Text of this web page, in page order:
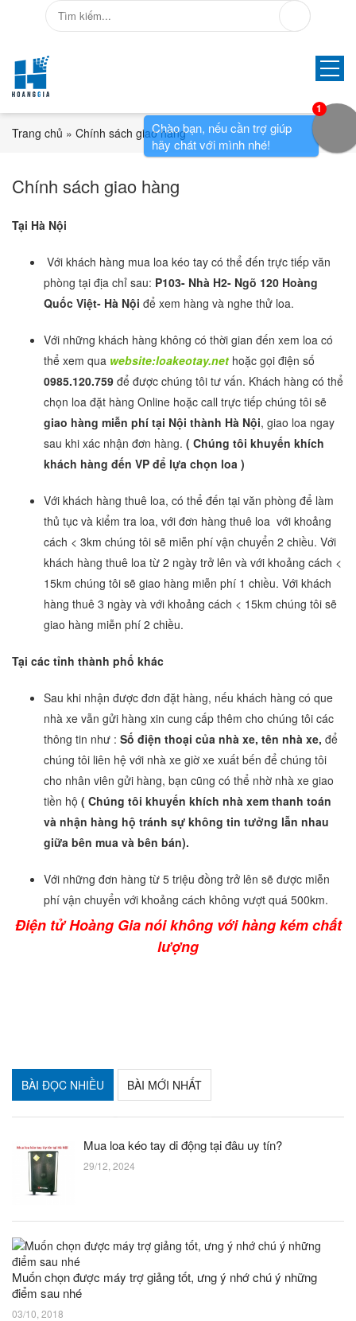
Trang chủ » Chính sách giao hàng
Chính sách giao hàng
Tại Hà Nội
Với khách hàng mua loa kéo tay có thể đến trực tiếp văn
phòng tại địa chỉ sau: P103- Nhà H2- Ngõ 120 Hoàng
Quốc Việt- Hà Nội để xem hàng và nghe thử loa.
Với những khách hàng không có thời gian đến xem loa có
thể xem qua website:loakeotay.net hoặc gọi điện số
0985.120.759 để được chúng tôi tư vấn. Khách hàng có thể
chọn loa đặt hàng Online hoặc call trực tiếp chúng tôi sẽ
giao hàng miễn phí tại Nội thành Hà Nội, giao loa ngay
sau khi xác nhận đơn hàng. ( Chúng tôi khuyến khích
khách hàng đến VP để lựa chọn loa )
Với khách hàng thuê loa, có thể đến tại văn phòng để làm
thủ tục và kiểm tra loa, với đơn hàng thuê loa với khoảng
cách < 3km chúng tôi sẽ miễn phí vận chuyển 2 chiều. Với
khách hàng thuê loa từ 2 ngày trở lên và với khoảng cách <
15km chúng tôi sẽ giao hàng miễn phí 1 chiều. Với khách
hàng thuê 3 ngày và với khoảng cách < 15km chúng tôi sẽ
giao hàng miễn phí 2 chiều.
Tại các tỉnh thành phố khác
Sau khi nhận được đơn đặt hàng, nếu khách hàng có que
nhà xe vẫn gửi hàng xin cung cấp thêm cho chúng tôi các
thông tin như : Số điện thoại của nhà xe, tên nhà xe, để
chúng tôi liên hệ với nhà xe giờ xe xuất bến để chúng tôi
cho nhân viên gửi hàng, bạn cũng có thể nhờ nhà xe giao
tiền hộ ( Chúng tôi khuyến khích nhà xem thanh toán
và nhận hàng hộ tránh sự không tin tưởng lẫn nhau
giữa bên mua và bên bán).
Với những đơn hàng từ 5 triệu đồng trở lên sẽ được miễn
phí vận chuyển với khoảng cách không vượt quá 500km.
​Điện tử Hoàng Gia nói không với hàng kém chất
lượng
BÀI ĐỌC NHIỀU BÀI MỚI NHẤT
Mua loa kéo tay di động tại đâu uy tín?
29/12, 2024
Muốn chọn được máy trợ giảng tốt, ưng ý nhớ chú ý những
điểm sau nhé
03/10, 2018
Chào bạn, nếu cần trợ giúp
hãy chát với mình nhé!
1